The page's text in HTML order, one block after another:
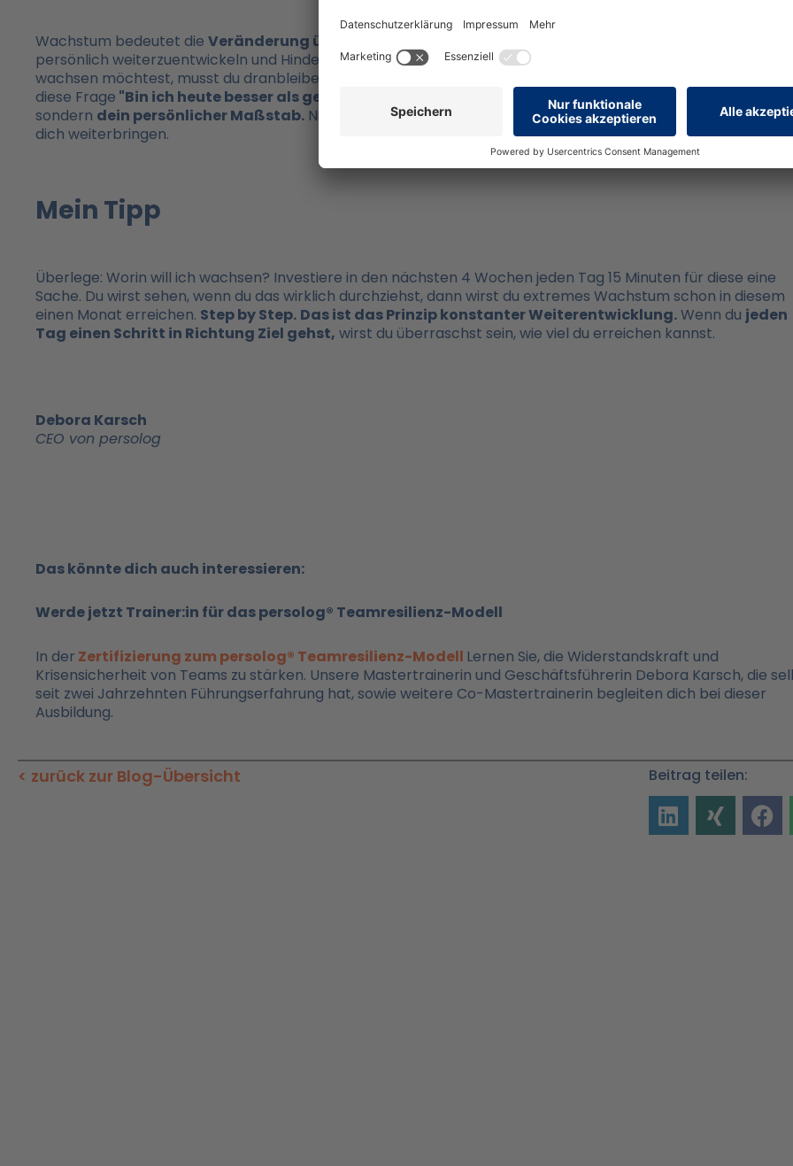
Wachstum bedeutet die Veränderung über eine Hürde hinweg,
persönlich weiterzuentwickeln und Hindernisse zu überwinden, die aktuell noch den Weg versperren. Wenn du
wachsen möchtest, musst du dranbleiben, auch wenn es etwas kostet und schwierig wird. Stell dir immer nur
diese Frage "Bin ich heute besser als gestern?"
Bei deinem Wachstum zählt nicht der Maßstab der anderen,
sondern dein persönlicher Maßstab. Nicht der Vergleich mit anderen, sondern der Vergleich mit dir selbst
dich weiterbringen.
Mein Tipp
Überlege: Worin will ich wachsen? Investiere in den nächsten 4 Wochen jeden Tag 15 Minuten für diese eine
Sache. Du wirst sehen, wenn du das wirklich durchziehst, dann wirst du extremes Wachstum schon in diesem
einen Monat erreichen. Step by Step. Das ist das Prinzip konstanter Weiterentwicklung.Wenn du jeden
Tag einen Schritt in Richtung Ziel gehst, wirst du überraschst sein, wie viel du erreichen kannst.
Debora Karsch
CEO von persolog
Das könnte dich auch interessieren:
Werde jetzt Trainer:in für das persolog® Teamresilienz-Modell
In der Zertifizierung zum persolog® Teamresilienz-Modell Lernen Sie, die Widerstandskraft und
Krisensicherheit von Teams zu stärken. Unsere Mastertrainerin und Geschäftsführerin Debora Karsch, die
seit zwei Jahrzehnten Führungserfahrung hat, sowie weitere Co-Mastertrainerin begleiten dich bei dieser
Ausbildung.
< zurück zur Blog-Übersicht Beitrag teilen: